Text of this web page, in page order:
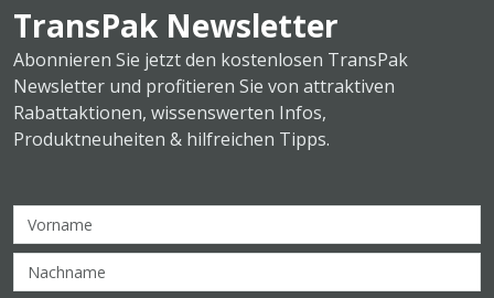
TransPak Newsletter
Abonnieren Sie jetzt den kostenlosen TransPak
Newsletter und profitieren Sie von attraktiven
Rabattaktionen, wissenswerten Infos,
Produktneuheiten & hilfreichen Tipps.